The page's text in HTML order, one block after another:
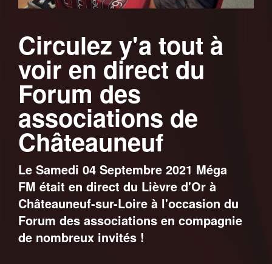
Circulez y'a tout à
voir en direct du
Forum des
associations de
Châteauneuf
Le Samedi 04 Septembre 2021 Méga
FM était en direct du Lièvre d'Or à
Châteauneuf-sur-Loire à l'occasion du
Forum des associations en compagnie
de nombreux invités !